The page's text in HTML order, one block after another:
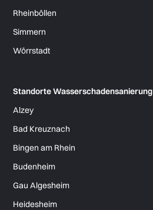
Rheinböllen
Simmern
Wörrstadt
Standorte Wasserschadensanierung
Alzey
Bad Kreuznach
Bingen am Rhein
Budenheim
Gau Algesheim
Heidesheim